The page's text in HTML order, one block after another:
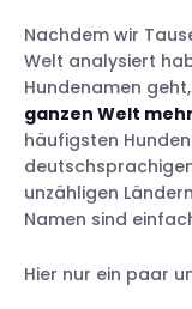
Nachdem wir
Welt analysiert
Hundenamen
ganzen Welt
häufigsten
unzähligen
Namen sind
Hier nur ein paar